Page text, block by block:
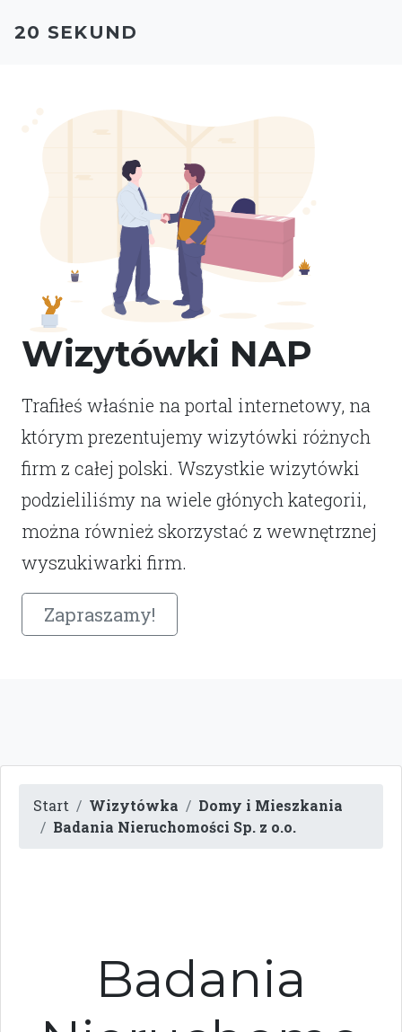
Wizytówki NAP
Trafiłeś właśnie na portal internetowy, na
którym prezentujemy wizytówki różnych
firm z całej polski. Wszystkie wizytówki
podzieliliśmy na wiele głónych kategorii,
można również skorzystać z wewnętrznej
wyszukiwarki firm.
Zapraszamy!
20 SEKUND
Start Wizytówka
Domy i Mieszkania
Badania Nieruchomości Sp. z o.o.
Badania